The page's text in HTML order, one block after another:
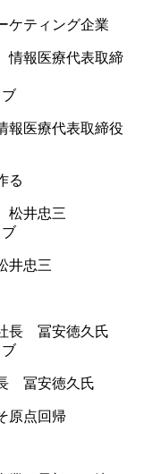
ケティング企業
報医療代表取締役
る
井忠三
冨安徳久氏
原点回帰